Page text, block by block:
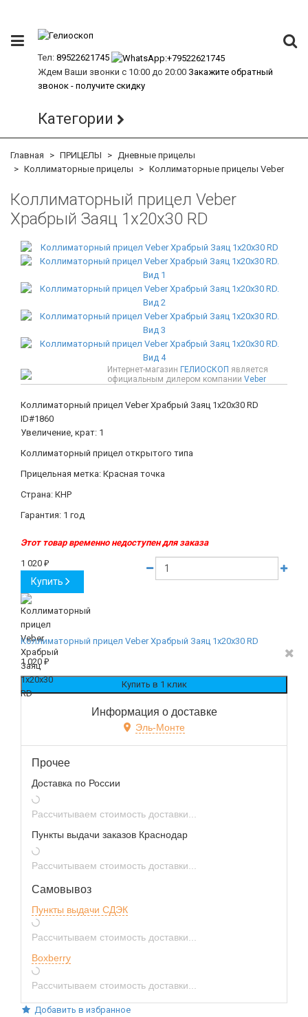
Тел: 89522621745
Ждем Ваши звонки с 10:00 до 20:00 Закажите обратный
звонок - получите скидку
Категории
Главная ПРИЦЕЛЫ
Дневные прицелы
Коллиматорные прицелы
Коллиматорные прицелы Veber
Коллиматорный прицел Veber
Храбрый Заяц 1x20x30 RD
Интернет-магазин ГЕЛИОСКОП является
официальным дилером компании Veber
Коллиматорный прицел Veber Храбрый Заяц 1x20x30 RD
ID#1860
Увеличение, крат: 1
Коллиматорный прицел открытого типа
Прицельная метка: Красная точка
Страна: КНР
Гарантия: 1 год
Этот товар временно недоступен для заказа
1 020 ₽
Купить
Коллиматорный прицел Veber Храбрый Заяц 1x20x30 RD
1 020 ₽
Информация о доставке
Эль-Монте
Прочее
Доставка по России
Рассчитываем стоимость доставки...
Пункты выдачи заказов Краснодар
Рассчитываем стоимость доставки...
Самовывоз
Пункты выдачи СДЭК
Рассчитываем стоимость доставки...
Boxberry
Рассчитываем стоимость доставки...
Добавить в избранное